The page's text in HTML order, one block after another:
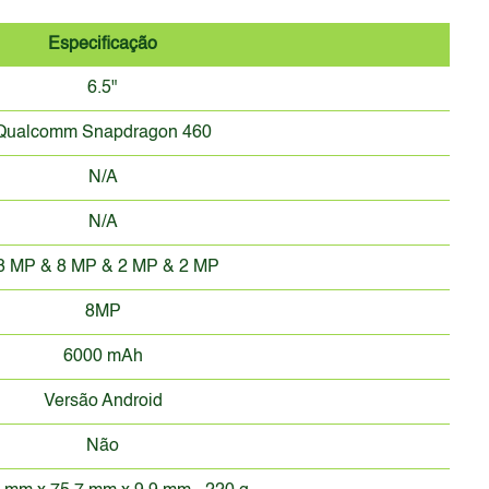
Especificação
6.5"
Snapdragon 460
N/A
N/A
MP & 8 MP & 2 MP & 2 MP
8MP
6000 mAh
Versão Android
Não